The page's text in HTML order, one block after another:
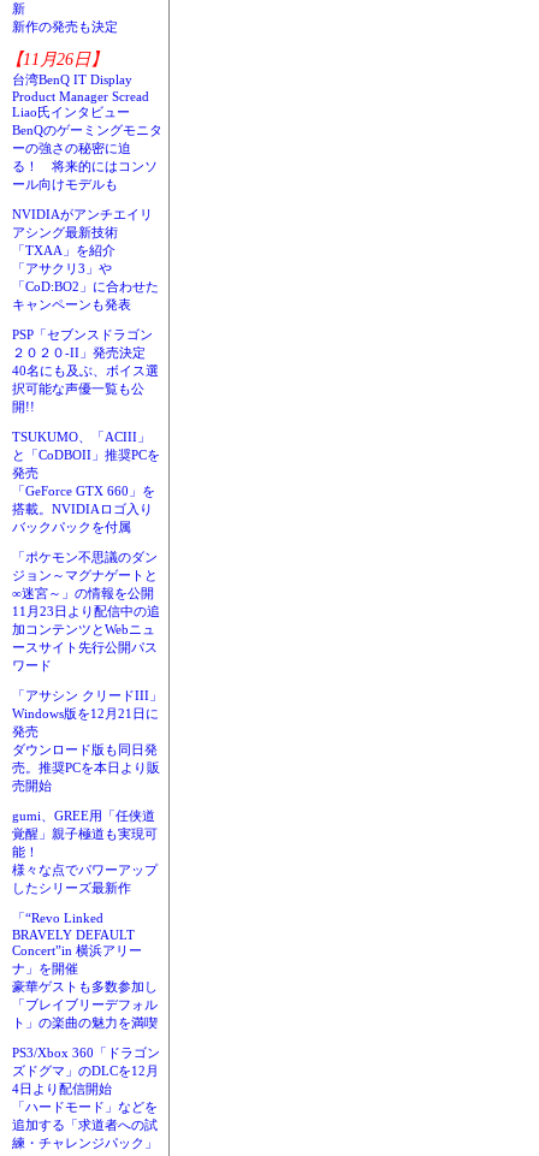
新
新作の発売も決定
【11月26日】
台湾BenQ IT Display
Product Manager Scread
Liao氏インタビュー
BenQのゲーミングモニタ
ーの強さの秘密に迫
る！ 将来的にはコンソ
ール向けモデルも
NVIDIAがアンチエイリ
アシング最新技術
「TXAA」を紹介
「アサクリ3」や
「CoD:BO2」に合わせた
キャンペーンも発表
PSP「セブンスドラゴン
２０２０-II」発売決定
40名にも及ぶ、ボイス選
択可能な声優一覧も公
開!!
TSUKUMO、「ACIII」
と「CoDBOII」推奨PCを
発売
「GeForce GTX 660」を
搭載。NVIDIAロゴ入り
バックパックを付属
「ポケモン不思議のダン
ジョン～マグナゲートと
∞迷宮～」の情報を公開
11月23日より配信中の追
加コンテンツとWebニュ
ースサイト先行公開パス
ワード
「アサシン クリードIII」
Windows版を12月21日に
発売
ダウンロード版も同日発
売。推奨PCを本日より販
売開始
gumi、GREE用「任侠道
覚醒」親子極道も実現可
能！
様々な点でパワーアップ
したシリーズ最新作
「“Revo Linked
BRAVELY DEFAULT
Concert”in 横浜アリー
ナ」を開催
豪華ゲストも多数参加し
「ブレイブリーデフォル
ト」の楽曲の魅力を満喫
PS3/Xbox 360「ドラゴン
ズドグマ」のDLCを12月
4日より配信開始
「ハードモード」などを
追加する「求道者への試
練・チャレンジパック」